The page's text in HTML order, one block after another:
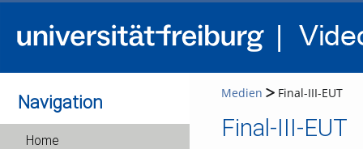
Navigation
Home
Medien Final-III-EUT
Final-III-EUT